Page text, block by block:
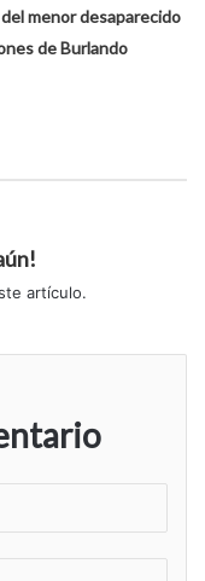
menor desaparecido
de Burlando
artículo.